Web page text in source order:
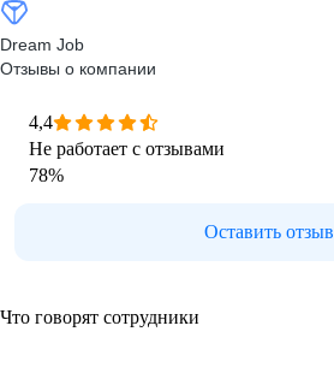
Dream Job
Отзывы о компании
4,4
Не работает с отзывами
78%
Оставить отзыв
Что говорят сотрудники